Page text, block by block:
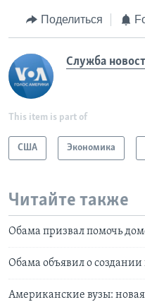
Поделиться
Служба
This item is part of
США Экономика
Читайте также
Обама призвал помочь
Обама объявил о
Американские вузы: